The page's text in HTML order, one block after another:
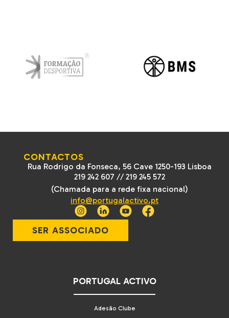
CONTACTOS
Rua Rodrigo da Fonseca, 56 Cave 1250-193 Lisboa
219 242 607 //219 245 572
(Chamada para a rede fixa nacional)
info@portugalactivo.pt
SER ASSOCIADO
PORTUGAL ACTIVO
Adesão Clube